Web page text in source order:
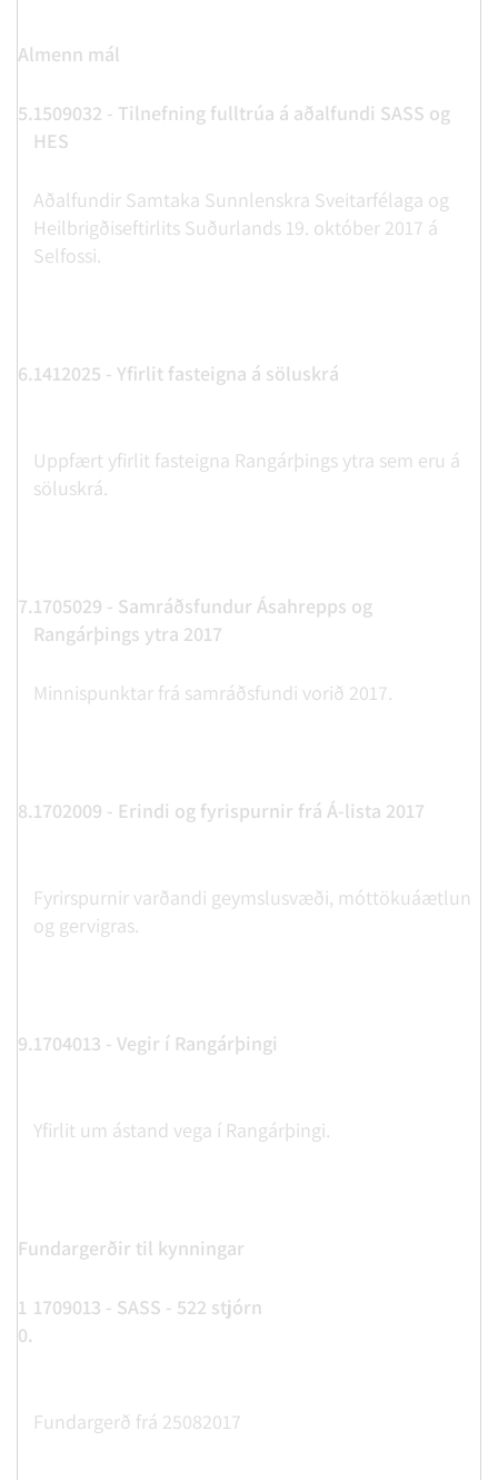
Almenn mál
5.1509032 - Tilnefning fulltrúa á aðalfundi SASS og
HES
Aðalfundir Samtaka Sunnlenskra Sveitarfélaga og
Heilbrigðiseftirlits Suðurlands 19. október 2017 á
Selfossi.
6.1412025 - Yfirlit fasteigna á söluskrá
Uppfært yfirlit fasteigna Rangárþings ytra sem eru á
söluskrá.
7.1705029 - Samráðsfundur Ásahrepps og
Rangárþings ytra 2017
Minnispunktar frá samráðsfundi vorið 2017.
8.1702009 - Erindi og fyrispurnir frá Á-lista 2017
Fyrirspurnir varðandi geymslusvæði, móttökuáætlun
og gervigras.
9.1704013 - Vegir í Rangárþingi
Yfirlit um ástand vega í Rangárþingi.
Fundargerðir til kynningar
1
0.
1709013 - SASS - 522 stjórn
Fundargerð frá 25082017